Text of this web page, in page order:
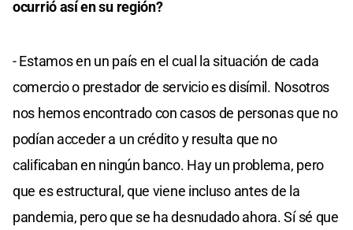
ocurrió así en su región?
- Estamos en un país en el cual la situación de cada
comercio o prestador de servicio es disímil. Nosotros
nos hemos encontrado con casos de personas que no
podían acceder a un crédito y resulta que no
calificaban en ningún banco. Hay un problema, pero
que es estructural, que viene incluso antes de la
pandemia, pero que se ha desnudado ahora. Sí sé que